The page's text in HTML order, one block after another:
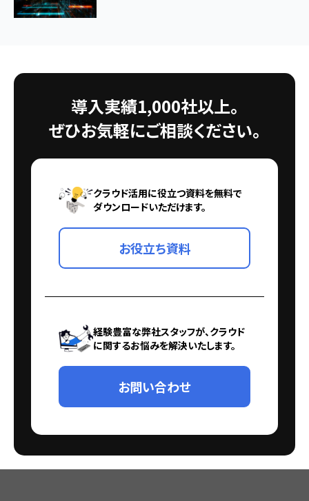
導入実績1,000社以上。
ぜひお気軽にご相談ください。
クラウド活用に役立つ資料を無料で
ダウンロードいただけます。
お役立ち資料
経験豊富な弊社スタッフが、クラウド
に関するお悩みを解決いたします。
お問い合わせ